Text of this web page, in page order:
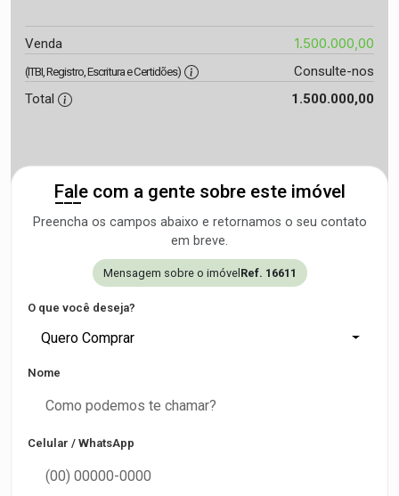
Venda 1.500.000,00
(ITBI, Registro, Escritura e Certidões)
Consulte-nos
Total
1.500.000,00
Fale com a gente sobre este imóvel
Preencha os campos abaixo e retornamos o seu contato
em breve.
Mensagem sobre o imóvelRef. 16611
O que você deseja?
Quero Comprar
Nome
Celular / WhatsApp